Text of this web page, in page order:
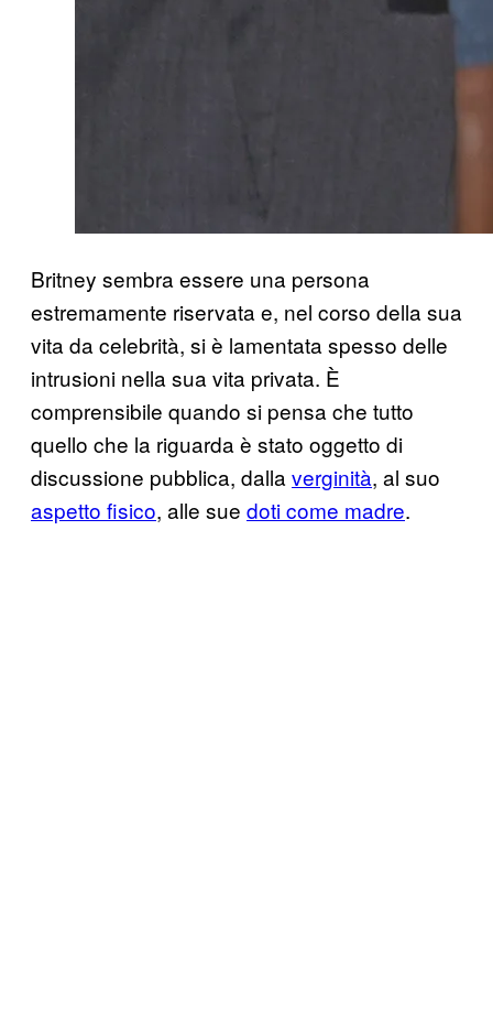
Britney sembra essere una persona
estremamente riservata e, nel corso della sua
vita da celebrità, si è lamentata spesso delle
intrusioni nella sua vita privata. È
comprensibile quando si pensa che tutto
quello che la riguarda è stato oggetto di
discussione pubblica, dalla verginità, al suo
aspetto fisico, alle sue doti come madre.